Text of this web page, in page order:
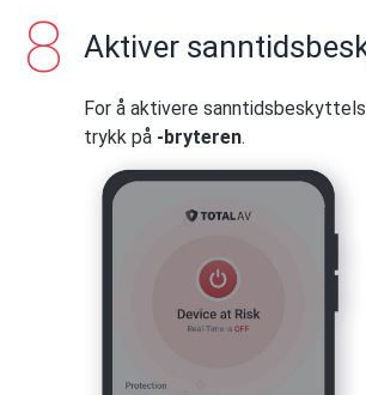
Aktiver
For å aktivere
trykk på -bryteren.